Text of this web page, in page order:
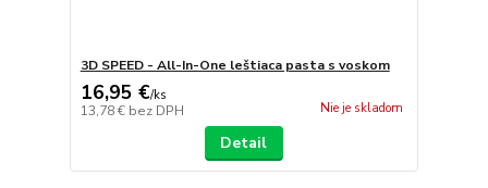
3D SPEED - All-In-One leštiaca pasta s voskom
16,95 €/ks
13,78 € bez DPH Nie je skladom
Detail